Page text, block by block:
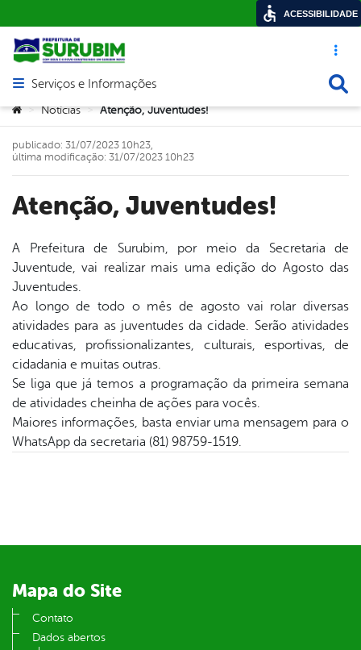
Acesso
Abrir menu principal de navegação
Serviços e Informações
Você está aqui:
> Notícias > Atenção, Juventudes!
Atenção, Juventudes!
publicado: 31/07/2023 10h23,
última modificação: 31/07/2023 10h23
A Prefeitura de Surubim, por meio da Secretaria de
Juventude, vai realizar mais uma edição do Agosto das
Juventudes.
Ao longo de todo o mês de agosto vai rolar diversas
atividades para as juventudes da cidade. Serão atividades
educativas, profissionalizantes, culturais, esportivas, de
cidadania e muitas outras.
Se liga que já temos a programação da primeira semana
de atividades cheinha de ações para vocês.
Maiores informações, basta enviar uma mensagem para o
WhatsApp da secretaria (81) 98759-1519.
Mapa do Site
Contato
Dados abertos
ACESSIBILIDADE